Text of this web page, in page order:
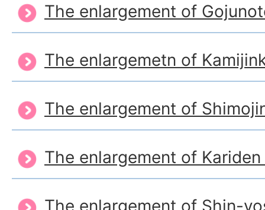
The enlargement of
The enlargemetn of
The enlargement of
The enlargement of
The enlargement of Shin-